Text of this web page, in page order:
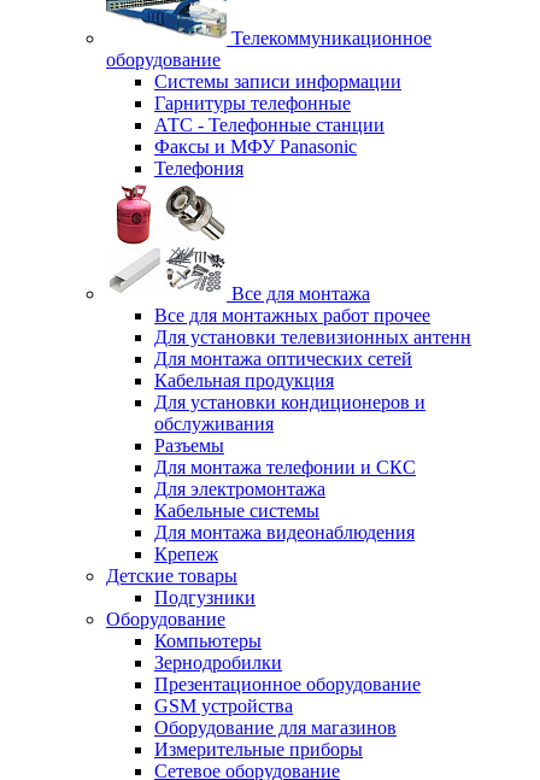
Телекоммуникационное
оборудование
Системы записи информации
Гарнитуры телефонные
АТС - Телефонные станции
Факсы и МФУ Panasonic
Телефония
Все для монтажа
Все для монтажных работ прочее
Для установки телевизионных антенн
Для монтажа оптических сетей
Кабельная продукция
Для установки кондиционеров и
обслуживания
Разъемы
Для монтажа телефонии и СКС
Для электромонтажа
Кабельные системы
Для монтажа видеонаблюдения
Крепеж
Детские товары
Подгузники
Оборудование
Компьютеры
Зернодробилки
Презентационное оборудование
GSM устройства
Оборудование для магазинов
Измерительные приборы
Сетевое оборудование